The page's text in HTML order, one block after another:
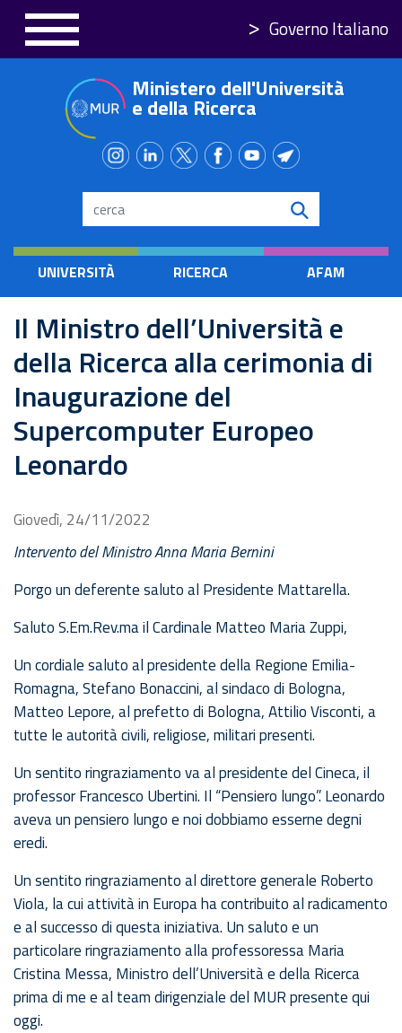
principale
Governo Italiano
Ministero dell'Università
e della Ricerca
Search
UNIVERSITÀ RICERCA AFAM
Il Ministro dell’Università e
della Ricerca alla cerimonia di
Inaugurazione del
Supercomputer Europeo
Leonardo
Giovedì, 24/11/2022
Intervento del Ministro Anna Maria Bernini
Porgo un deferente saluto al Presidente Mattarella.
Saluto S.Em.Rev.ma il Cardinale Matteo Maria Zuppi,
Un cordiale saluto al presidente della Regione Emilia-
Romagna, Stefano Bonaccini, al sindaco di Bologna,
Matteo Lepore, al prefetto di Bologna, Attilio Visconti, a
tutte le autorità civili, religiose, militari presenti.
Un sentito ringraziamento va al presidente del Cineca, il
professor Francesco Ubertini. Il “Pensiero lungo”. Leonardo
aveva un pensiero lungo e noi dobbiamo esserne degni
eredi.
Un sentito ringraziamento al direttore generale Roberto
Viola, la cui attività in Europa ha contribuito al radicamento
e al successo di questa iniziativa. Un saluto e un
particolare ringraziamento alla professoressa Maria
Cristina Messa, Ministro dell’Università e della Ricerca
prima di me e al team dirigenziale del MUR presente qui
oggi.